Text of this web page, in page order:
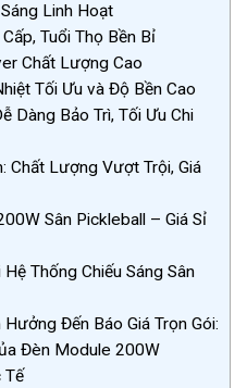
Linh Hoạt
Tuổi Thọ Bền Bỉ
Chất Lượng Cao
Tối Ưu và Độ Bền Cao
Dàng Bảo Trì, Tối Ưu Chi
Chất Lượng Vượt Trội, Giá
Sân Pickleball – Giá Sỉ
Hệ Thống Chiếu Sáng Sân
Hưởng Đến Báo Giá Trọn Gói:
Đèn Module 200W
Tế